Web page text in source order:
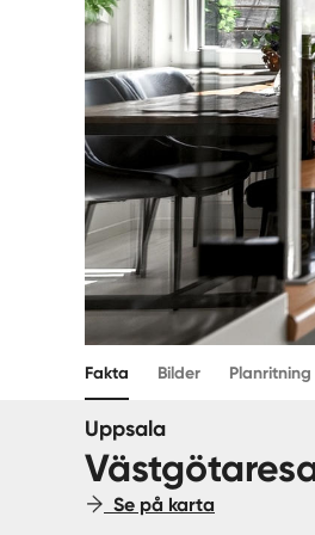
Fakta Bilder Planritning
Uppsala
Se på karta